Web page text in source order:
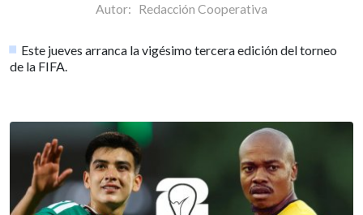
Autor: Redacción Cooperativa
Este jueves arranca la vigésimo tercera edición del torneo
de la FIFA.